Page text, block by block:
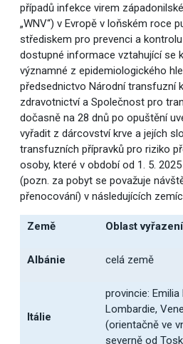
případů infekce virem
„WNV“) v Evropě v loňském roce
střediskem pro prevenci a
dostupné informace vztahující se
významné z epidemiologického
předsednictvo Národní transfuzní
zdravotnictví a Společnost pro
dočasně na 28 dnů po opuštění
vyřadit z dárcovství krve a jejích
transfuzních přípravků pro riziko
osoby, které v období od 1. 5.
(pozn. za pobyt se považuje
přenocování) v následujících
Země Oblast vyřazení
Albánie celá země
Itálie
provincie:
Lombardie,
(orientačně ve
severně od